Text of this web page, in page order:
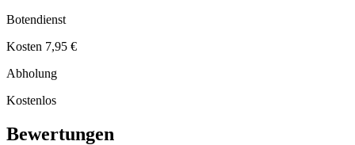
Botendienst
Kosten 7,95 €
Abholung
Kostenlos
Bewertungen